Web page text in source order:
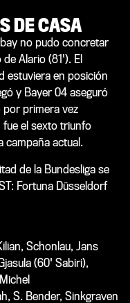
DE CASA
no pudo concretar
Alario (81'). El
estuviera en posición
y Bayer 04 aseguró
por primera vez
fue el sexto triunfo
campaña actual.
de la Bundesliga se
Fortuna Düsseldorf
Schonlau, Jans
(60' Sabiri),
S. Bender, Sinkgraven